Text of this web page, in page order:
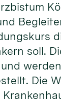
soll.
Die